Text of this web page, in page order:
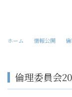
ホーム 情報公開
倫理委員会